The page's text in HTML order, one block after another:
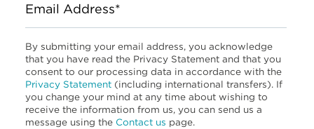
Email Address*
By submitting your email address, you acknowledge
that you have read the Privacy Statement and that you
consent to our processing data in accordance with the
Privacy Statement (including international transfers). If
you change your mind at any time about wishing to
receive the information from us, you can send us a
message using the Contact us page.